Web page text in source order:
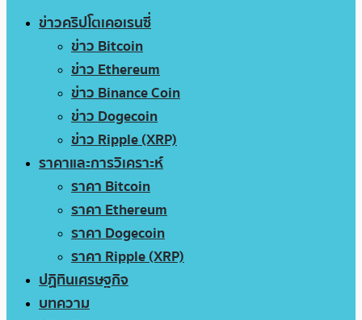
ข่าวคริปโตเคอเรนซี่
ข่าว Bitcoin
ข่าว Ethereum
ข่าว Binance Coin
ข่าว Dogecoin
ข่าว Ripple (XRP)
ราคาและการวิเคราะห์
ราคา Bitcoin
ราคา Ethereum
ราคา Dogecoin
ราคา Ripple (XRP)
ปฏิทินเศรษฐกิจ
บทความ